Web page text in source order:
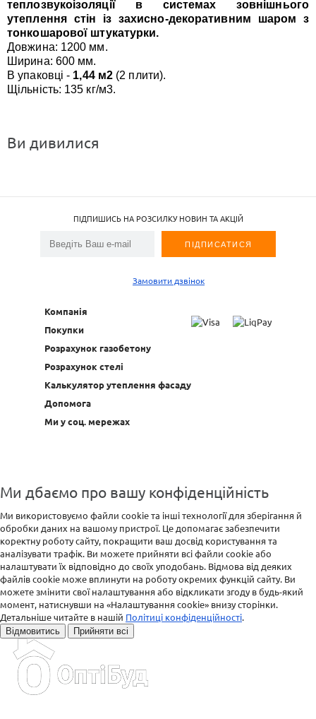
теплозвукоізоляції в системах зовнішнього
утеплення стін із захисно-декоративним шаром з
тонкошарової штукатурки.
Довжина: 1200 мм.
Ширина: 600 мм.
В упаковці - 1,44 м2 (2 плити).
Щільність: 135 кг/м3.
Ви дивилися
ПІДПИШИСЬ НА РОЗСИЛКУ НОВИН ТА АКЦІЙ
Замовити дзвінок
Компанія
Покупки
Розрахунок газобетону
Розрахунок стелі
Калькулятор утеплення фасаду
Допомога
Ми у соц. мережах
Ми дбаємо про вашу конфіденційність
Ми використовуємо файли cookie та інші технології для зберігання й
обробки даних на вашому пристрої. Це допомагає забезпечити
коректну роботу сайту, покращити ваш досвід користування та
аналізувати трафік. Ви можете прийняти всі файли cookie або
налаштувати їх відповідно до своїх уподобань. Відмова від деяких
файлів cookie може вплинути на роботу окремих функцій сайту. Ви
можете змінити свої налаштування або відкликати згоду в будь-який
момент, натиснувши на «Налаштування cookie» внизу сторінки.
Детальніше читайте в нашій Політиці конфіденційності.
Відмовитись Прийняти всі